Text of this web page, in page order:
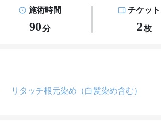
施術時間
90分
チケット
2枚
リタッチ根元染め（白髪染め含む）